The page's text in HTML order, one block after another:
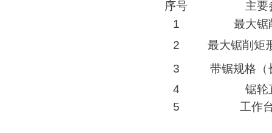
序号
主要
1
最大锯
2
最大锯削矩
3
带锯规格（
4
锯轮
5
工作